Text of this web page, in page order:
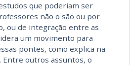
que poderiam ser
não o são ou por
ou de integração entre as
um movimento para
pontes, como explica na
outros assuntos, o